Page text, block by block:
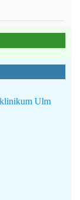
Ulm